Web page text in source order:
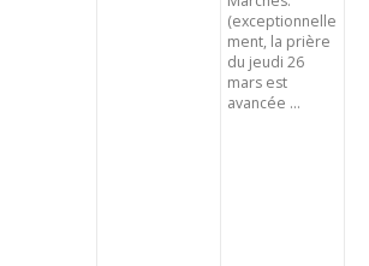
(exceptionnelle
ment, la prière
du jeudi 26
mars est
avancée ...